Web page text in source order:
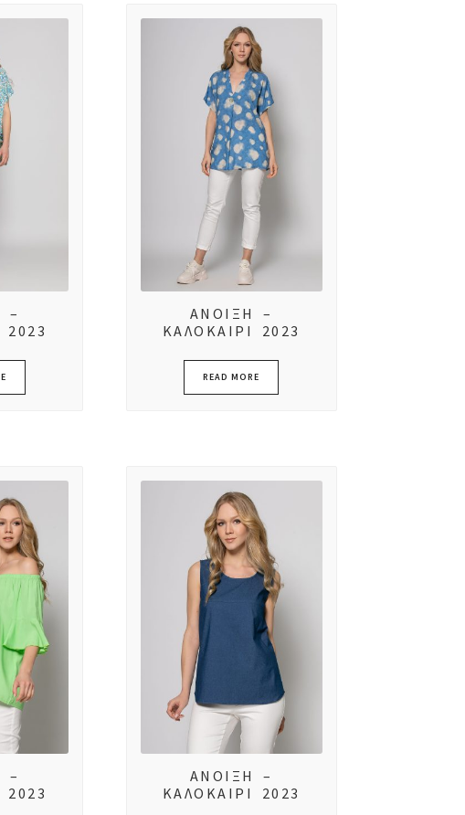
–
2023
ΑΝΟΙΞΗ –
ΚΑΛΟΚΑΙΡΙ 2023
READ MORE
–
2023
ΑΝΟΙΞΗ –
ΚΑΛΟΚΑΙΡΙ 2023